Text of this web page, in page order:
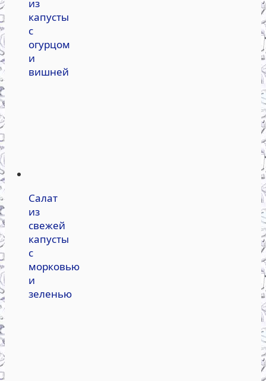
из
капусты
с
огурцом
и
вишней
Салат
из
свежей
капусты
с
морковью
и
зеленью